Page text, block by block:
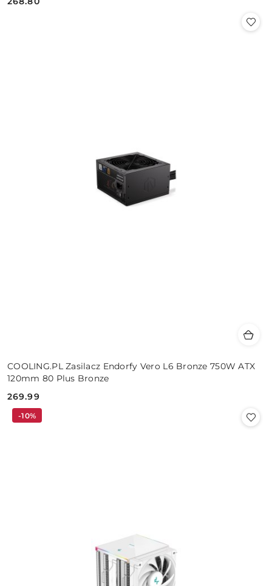
Cena:
COOLING.PL Zasilacz Endorfy Vero L6 Bronze 750W ATX
120mm 80 Plus Bronze
Cena:
269.99
-10%